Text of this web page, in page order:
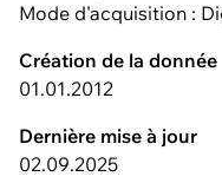
Mode d'acquisition :
Création de la donnée
01.01.2012
Dernière mise à jour
02.09.2025